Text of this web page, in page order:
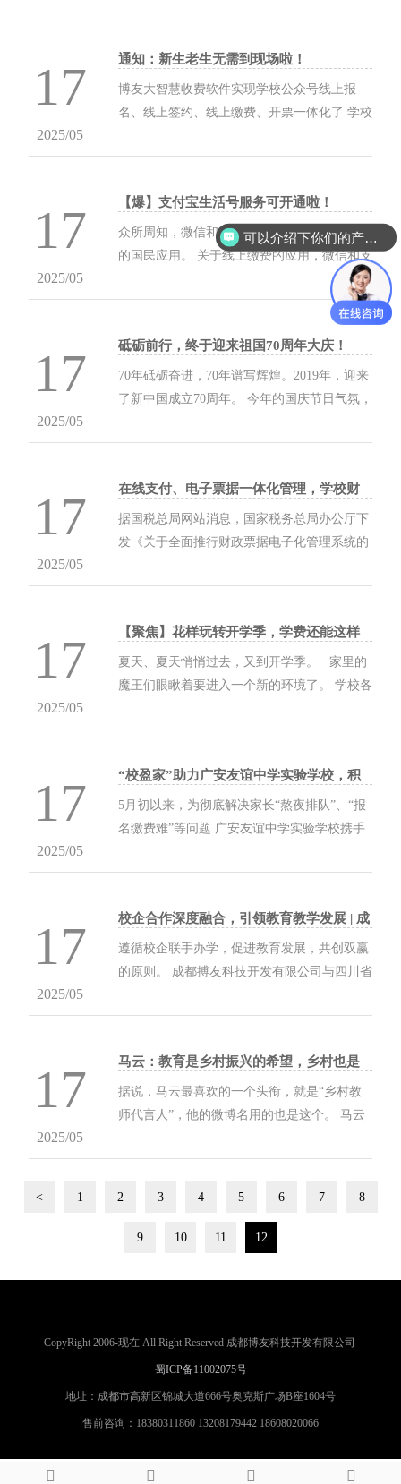
以避免谈及到数据安全存储的问题，而每每我
17
2025/05
通知：新生老生无需到现场啦！
博友大智慧收费软件实现学校公众号线上报
名、线上签约、线上缴费、开票一体化了 学校
管理工作的重中之重， 在信息化发展的...
17
2025/05
【爆】支付宝生活号服务可开通啦！
众所周知，微信和支付宝已经成为了不折不扣
的国民应用。 关于线上缴费的应用，微信和支
付宝支付方式在实际运营过程中，为学校及家
长带来了无限的便利。 这种模式也得到了学校
17
2025/05
砥砺前行，终于迎来祖国70周年大庆！
70年砥砺奋进，70年谱写辉煌。2019年，迎来
了新中国成立70周年。 今年的国庆节日气氛，
们一直马不停蹄...
17
2025/05
在线支付、电子票据一体化管理，学校财
据国税总局网站消息，国家税务总局办公厅下
发《关于全面推行财政票据电子化管理系统的
2018年1月1日起在国税系统全面开展财政票据
用机打财政票据，...
17
2025/05
【聚焦】花样玩转开学季，学费还能这样
夏天、夏天悄悄过去，又到开学季。 家里的
魔王们眼瞅着要进入一个新的环境了。 学校各
张备战迎接新生，做好招生注册及收费工作。
17
2025/05
“校盈家”助力广安友谊中学实验学校，积
现线上报名缴费、线下票据管理
5月初以来，为彻底解决家长“熬夜排队”、“报
名缴费难”等问题 广安友谊中学实验学校携手
新了“线上+线下”报名缴费新模式。推出了高
17
2025/05
校企合作深度融合，引领教育教学发展 | 成
合作协议
遵循校企联手办学，促进教育发展，共创双赢
的原则。 成都搏友科技开发有限公司与四川省
集团6楼会议室正式举行校企合作签约仪式。
17
2025/05
马云：教育是乡村振兴的希望，乡村也是
据说，马云最喜欢的一个头衔，就是“乡村教
师代言人”，他的微博名用的也是这个。 马云
域，尤其是作为中国教育重要组成部分的乡村
<
1 2 3 4 5 6 7 8
9 10 11 12
CopyRight 2006-现在 All Right Reserved 成都博友科技开发有限公司
蜀ICP备11002075号
地址：成都市高新区锦城大道666号奥克斯广场B座1604号
售前咨询：18380311860 13208179442 18608020066
可以介绍下你们的产品么？